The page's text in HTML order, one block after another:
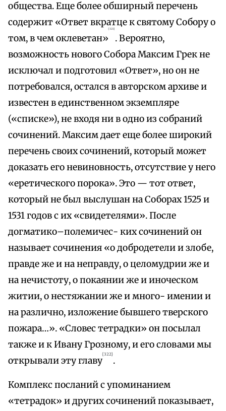
общества. Еще более обширный перечень
содержит «Ответ вкратце к святому Собору о
том, в чем оклеветан»
{321}
. Вероятно,
возможность нового Собора Максим Грек не
исключал и подготовил «Ответ», но он не
потребовался, остался в авторском архиве и
известен в единственном экземпляре
(«списке»), не входя ни в одно из собраний
сочинений. Максим дает еще более широкий
перечень своих сочинений, который может
доказать его невиновность, отсутствие у него
«еретического порока». Это — тот ответ,
который не был выслушан на Соборах 1525 и
1531 годов с их «свидетелями». После
догматико–полемичес- ких сочинений он
называет сочинения «о добродетели и злобе,
правде же и на неправду, о целомудрии же и
на нечистоту, о покаянии же и иноческом
житии, о нестяжании же и много- имении и
на различно, изложение бывшего тверского
пожара…». «Словес тетрадки» он посылал
также и к Ивану Грозному, и его словами мы
открывали эту главу
{322}
.
Комплекс посланий с упоминанием
«тетрадок» и других сочинений показывает,